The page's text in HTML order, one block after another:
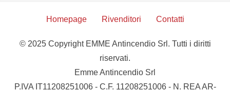
Homepage Rivenditori Contatti
© 2025 Copyright EMME Antincendio Srl. Tutti i diritti
riservati.
Emme Antincendio Srl
P.IVA IT11208251006 - C.F. 11208251006 - N. REA AR-